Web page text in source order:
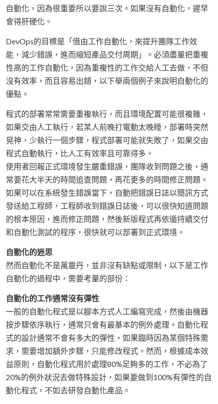
自動化，因為很重要所以要說三次。如果沒有自動化，遲早
會得肝硬化。
DevOps的目標是「借由工作自動化，來提升團隊工作效
能，減少錯誤，進而縮短產品交付周期」。必須盡量把重複
性高的工作自動化，因為重複性的工作交給人工去做，不但
沒有效率，而且容易出錯，以下舉兩個例子來說明自動化的
優點。
程式的部署常常需要重複執行，而且環境配置可能很複雜，
如果交由人工執行，若某人前晚打電動太晚睡，部署時突然
晃神，少執行一個步驟，程式部署可能就失敗了，如果交由
程式自動執行，比人工有效率且可靠得多。
使用者回報正式環境發生嚴重錯誤，團隊收到問題之後，通
常要花大半天的時間追查問題，再花更多的時間修正問題。
如果可以在系統發生錯誤當下，自動把錯誤日誌以簡訊方式
發送給工程師，工程師收到錯誤日誌後，可以很快知道問題
的根本原因，進而修正問題，然後新版程式再依循持續交付
和自動化測試的程序，很快就可以部署到正式環境。
自動化的迷思
然而自動化不是萬靈丹，並非沒有缺點或限制，以下是工作
自動化的過程中，需要考量的部份：
自動化的工作通常沒有彈性
一般的自動化程式是以腳本方式人工編寫完成，然後由機器
按步驟依序執行，通常只會有最基本的例外處理。自動化程
式的設計通常不會有多大的彈性，如果臨時因為某個特殊需
求，需要增加額外步驟，只能修改程式。然而，根據成本效
益原則，自動化程式用於處理80%足夠多的工作，不必為了
20%的例外狀況去做特殊設計，如果要做到100%有彈性的自
動化程式，不如去研發自動化產品。